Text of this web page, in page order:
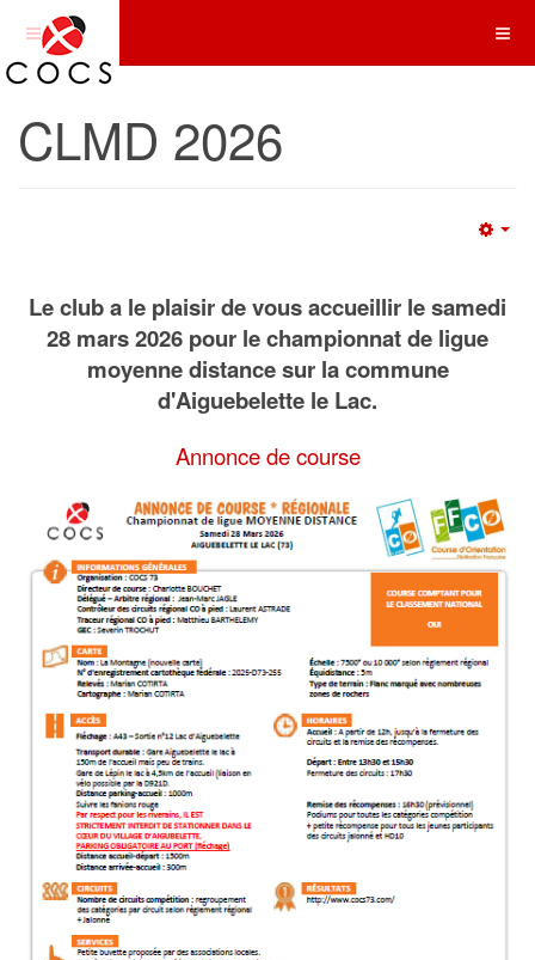
CLMD 2026
Le club a le plaisir de vous accueillir le samedi
28 mars 2026 pour le championnat de ligue
moyenne distance sur la commune
d'Aiguebelette le Lac.
Annonce de course